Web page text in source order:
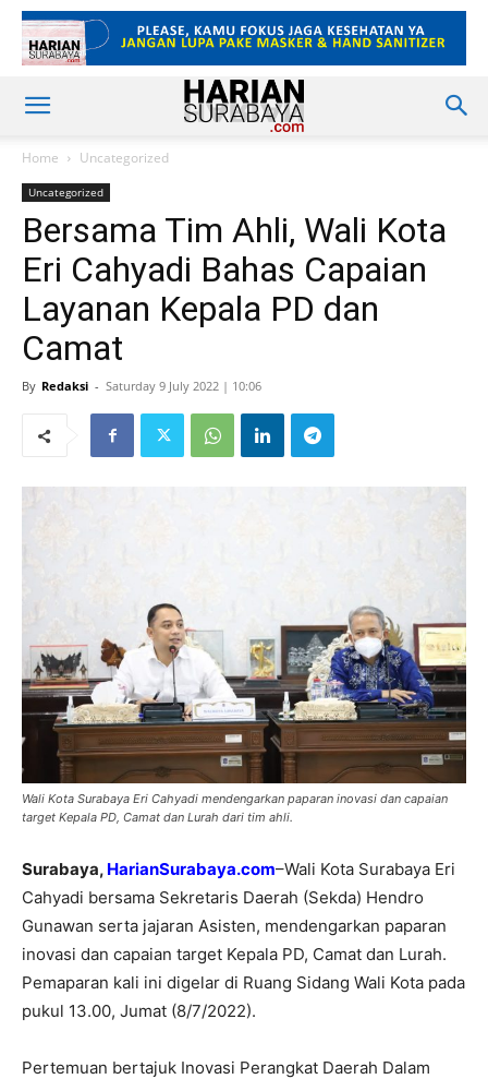
Home Uncategorized
Uncategorized
Bersama Tim Ahli, Wali Kota
Eri Cahyadi Bahas Capaian
Layanan Kepala PD dan
Camat
By Redaksi - Saturday 9 July 2022 | 10:06
Wali Kota Surabaya Eri Cahyadi mendengarkan paparan inovasi dan capaian
target Kepala PD, Camat dan Lurah dari tim ahli.
Surabaya, HarianSurabaya.com–Wali Kota Surabaya Eri
Cahyadi bersama Sekretaris Daerah (Sekda) Hendro
Gunawan serta jajaran Asisten, mendengarkan paparan
inovasi dan capaian target Kepala PD, Camat dan Lurah.
Pemaparan kali ini digelar di Ruang Sidang Wali Kota pada
pukul 13.00, Jumat (8/7/2022).
Pertemuan bertajuk Inovasi Perangkat Daerah Dalam